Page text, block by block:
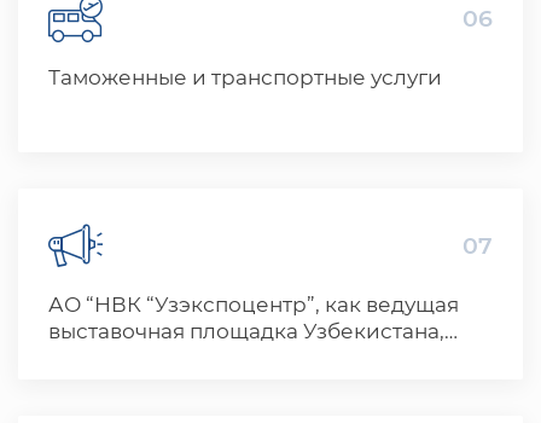
06
Таможенные и транспортные услуги
07
АО “НВК “Узэкспоцентр”, как ведущая
выставочная площадка Узбекистана,